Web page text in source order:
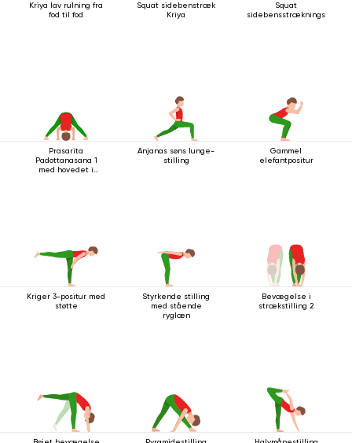
Kriya lav rulning fra
fod til fod
Squat sidebenstræk
Kriya
Squat
sidebensstrækningsstilling
Prasarita
Padottanasana 1
med hovedet i
Anjanas søns lunge-
stilling
Gammel
elefantpositur
Kriger 3-positur med
støtte
Styrkende stilling
med stående
ryglæn
Bevægelse i
strækstilling 2